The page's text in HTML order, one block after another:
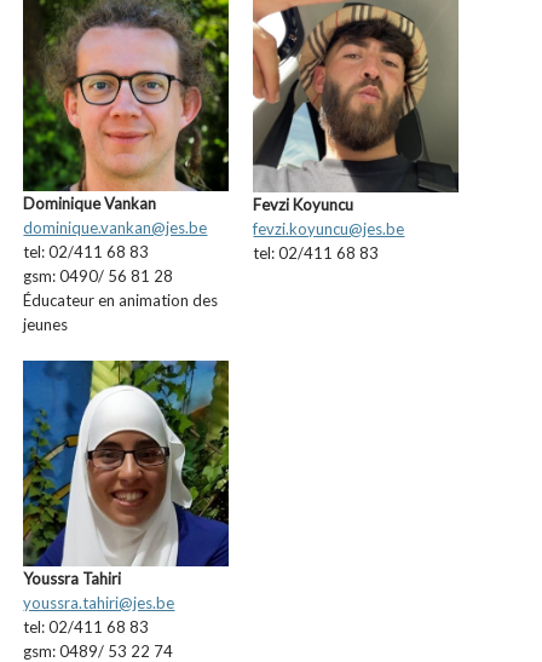
Dominique Vankan
dominique.vankan@jes.be
tel: 02/411 68 83
gsm: 0490/ 56 81 28
Éducateur en animation des
jeunes
Fevzi Koyuncu
fevzi.koyuncu@jes.be
tel: 02/411 68 83
Youssra Tahiri
youssra.tahiri@jes.be
tel: 02/411 68 83
gsm: 0489/ 53 22 74